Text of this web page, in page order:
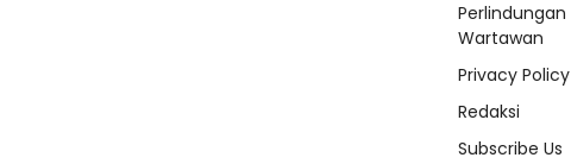
Perlindungan
Wartawan
Privacy Policy
Redaksi
Subscribe Us